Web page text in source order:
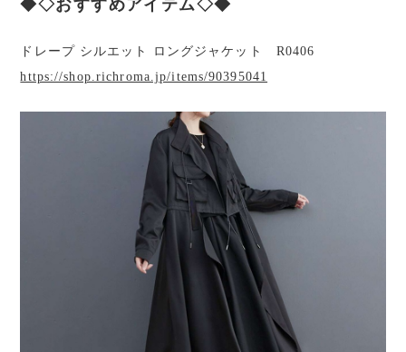
◆◇おすすめアイテム◇◆
ドレープ シルエット ロングジャケット R0406
https://shop.richroma.jp/items/90395041